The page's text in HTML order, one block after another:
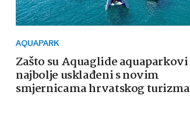
AQUAPARK
Zašto su Aquaglide aquaparkovi
najbolje usklađeni s novim
smjernicama hrvatskog turizma